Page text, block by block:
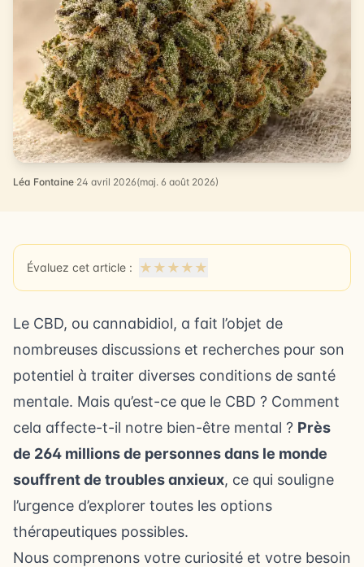
Léa Fontaine·24 avril 2026(maj. 6 août 2026)
Évaluez cet article : ★ ★ ★ ★ ★
Le CBD, ou cannabidiol, a fait l’objet de
nombreuses discussions et recherches pour son
potentiel à traiter diverses conditions de santé
mentale. Mais qu’est-ce que le CBD ? Comment
cela affecte-t-il notre bien-être mental ? Près
de 264 millions de personnes dans le monde
souffrent de troubles anxieux, ce qui souligne
l’urgence d’explorer toutes les options
thérapeutiques possibles.
Nous comprenons votre curiosité et votre besoin